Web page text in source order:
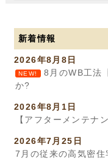
新着情報
2026年8月8日
NEW!
8月のWB工法
か?
2026年8月1日
【アフターメンテナ
2026年7月25日
7月の従来の高気密